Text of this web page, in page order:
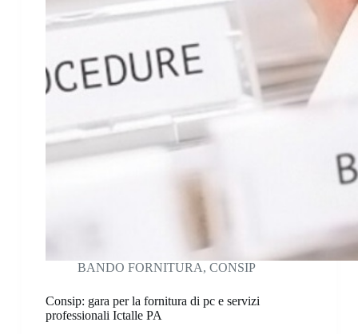
BANDO FORNITURA, CONSIP
Consip: gara per la fornitura di pc e servizi
professionali Ictalle PA